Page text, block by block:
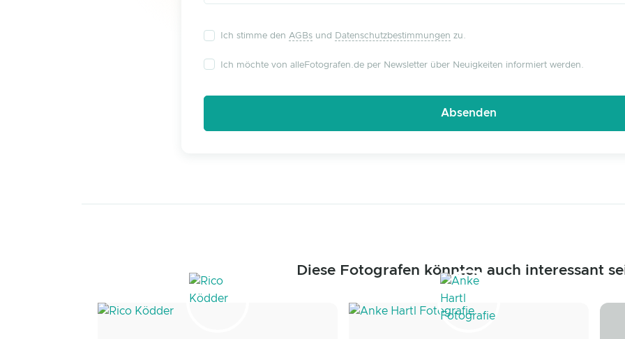
Ich stimme den AGBsund Datenschutzbestimmungen zu.
Ich möchte von alleFotografen.de per Newsletter über Neuigkeiten informiert werden.
Diese Fotografen könnten auch interessant